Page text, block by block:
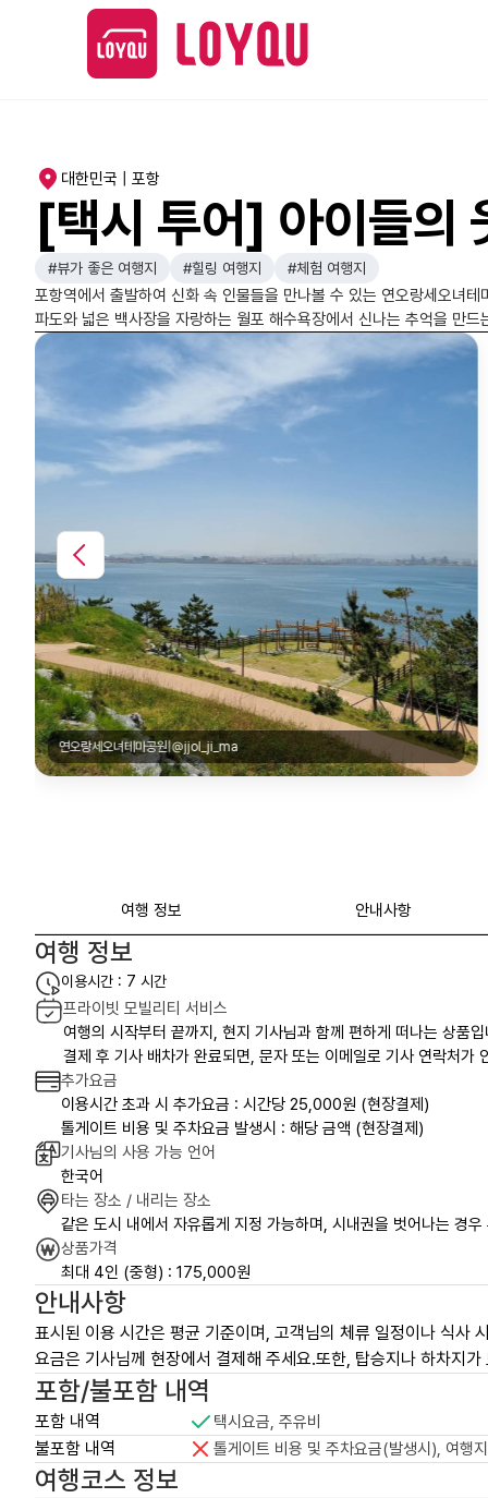
대한민국 | 포항
[택시 투어] 아이들의
#뷰가 좋은 여행지 #힐링 여행지 #체험 여행지
포항역에서 출발하여 신화 속 인물들을 만나볼 수 있는 연오랑세오녀
파도와 넓은 백사장을 자랑하는 월포 해수욕장에서 신나는 추억을 만
연오랑세오녀테마공원|@jjol_ji_ma
여행 정보 안내사항
여행 정보
이용시간 : 7 시간
프라이빗 모빌리티 서비스
여행의 시작부터 끝까지, 현지 기사님과 함께 편하게 떠나는 상품
결제 후 기사 배차가 완료되면, 문자 또는 이메일로 기사 연락처가
추가요금
이용시간 초과 시 추가요금 : 시간당 25,000원 (현장결제)
톨게이트 비용 및 주차요금 발생시 : 해당 금액 (현장결제)
기사님의 사용 가능 언어
한국어
타는 장소 / 내리는 장소
같은 도시 내에서 자유롭게 지정 가능하며, 시내권을 벗어나는 경
상품가격
최대 4인 (중형) : 175,000원
안내사항
표시된 이용 시간은 평균 기준이며, 고객님의 체류 일정이나 식사
요금은 기사님께 현장에서 결제해 주세요.또한, 탑승지나 하차지
포함/불포함 내역
포함 내역 택시요금, 주유비
불포함 내역 톨게이트 비용 및 주차요금(발생시), 여행
여행코스 정보